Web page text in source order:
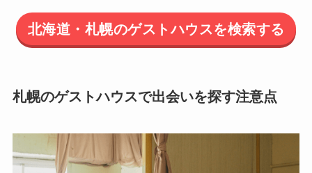
北海道・札幌のゲストハウスを検索する
札幌のゲストハウスで出会いを探す注意点